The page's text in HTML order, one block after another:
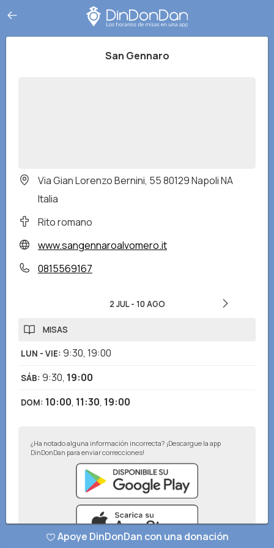
San Gennaro
Via Gian Lorenzo Bernini, 55 80129 Napoli NA
Italia
Rito romano
www.sangennaroalvomero.it
0815569167
2 JUL- 10 AGO
MISAS
LUN - VIE: 9:30, 19:00
SÁB: 9:30, 19:00
DOM: 10:00, 11:30, 19:00
¿Ha notado alguna información incorrecta? ¡Descargue la app
DinDonDan para enviar correcciones!
Apoye DinDonDan con una donación